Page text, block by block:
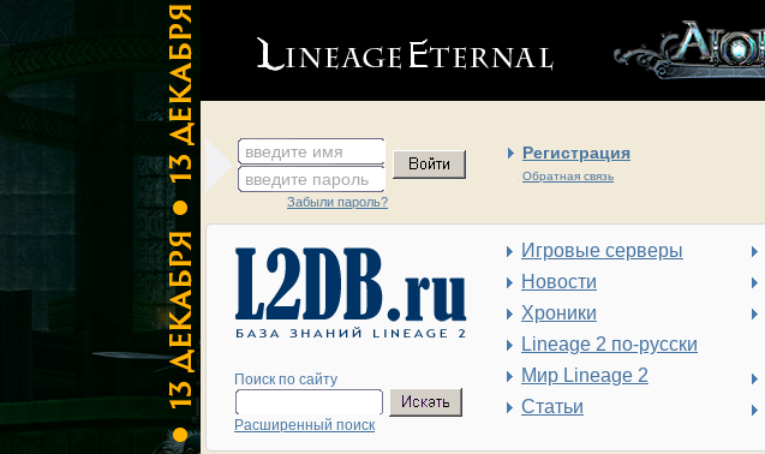
введите имя Регистрация
Обратная связь
введите пароль
Забыли пароль?
Поиск по сайту
Расширенный поиск
Игровые серверы
Новости
Хроники
Lineage 2 по-русски
Мир Lineage 2
Статьи